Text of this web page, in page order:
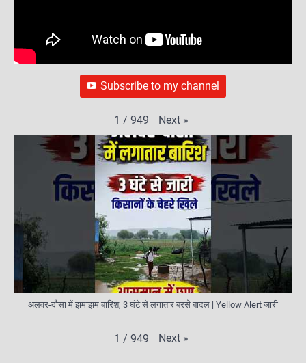
Subscribe to my channel
1 / 949 Next »
अलवर-दौसा में झमाझम बारिश, 3 घंटे से लगातार बरसे बादल | Yellow Alert जारी
1 / 949 Next »